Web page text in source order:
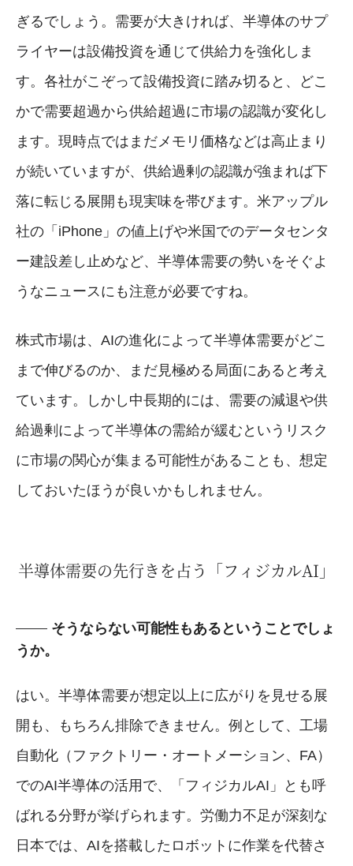
ぎるでしょう。需要が大きければ、半導体のサプ
ライヤーは設備投資を通じて供給力を強化しま
す。各社がこぞって設備投資に踏み切ると、どこ
かで需要超過から供給超過に市場の認識が変化し
ます。現時点ではまだメモリ価格などは高止まり
が続いていますが、供給過剰の認識が強まれば下
落に転じる展開も現実味を帯びます。米アップル
社の「iPhone」の値上げや米国でのデータセンタ
ー建設差し止めなど、半導体需要の勢いをそぐよ
うなニュースにも注意が必要ですね。
株式市場は、AIの進化によって半導体需要がどこ
まで伸びるのか、まだ見極める局面にあると考え
ています。しかし中長期的には、需要の減退や供
給過剰によって半導体の需給が緩むというリスク
に市場の関心が集まる可能性があることも、想定
しておいたほうが良いかもしれません。
半導体需要の先行きを占う「フィジカルAI」
そうならない可能性もあるということでしょ
うか。
はい。半導体需要が想定以上に広がりを見せる展
開も、もちろん排除できません。例として、工場
自動化（ファクトリー・オートメーション、FA）
でのAI半導体の活用で、「フィジカルAI」とも呼
ばれる分野が挙げられます。労働力不足が深刻な
日本では、AIを搭載したロボットに作業を代替さ